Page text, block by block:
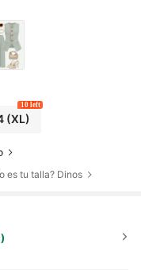
(XL)
10 left
es tu talla? Dinos